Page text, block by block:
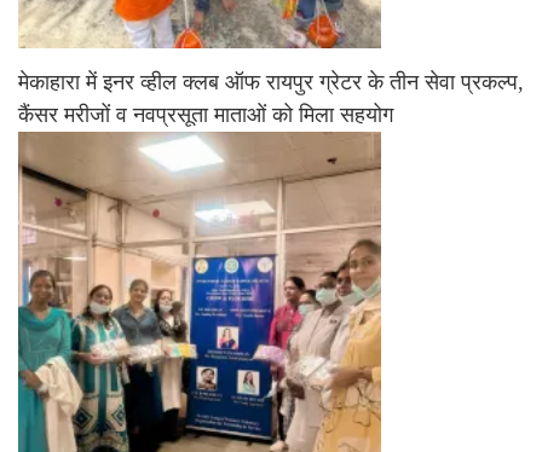
मेकाहारा में इनर व्हील क्लब ऑफ रायपुर ग्रेटर के तीन सेवा प्रकल्प,
कैंसर मरीजों व नवप्रसूता माताओं को मिला सहयोग